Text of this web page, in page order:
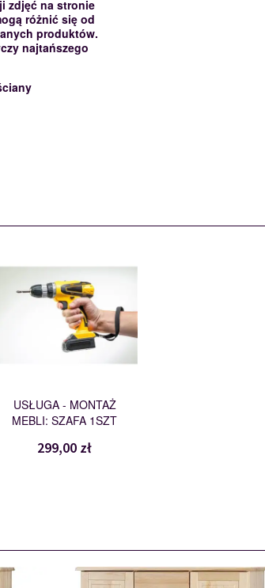
zdjęć na stronie
różnić się od
produktów.
najtańszego
USŁUGA - MONTAŻ
MEBLI: SZAFA 1SZT
299,00 zł
BIELIŹNIARKA
109676